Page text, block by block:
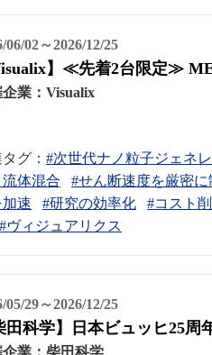
06/02～2026/12/25
】≪先着2台限定≫
業： Visualix
グ： #次世代ナノ粒子ジェネ
流体混合
#せん断速度を厳密に
速
#研究の効率化 #コスト
#ヴィジュアリクス
05/29～2026/12/25
田科学】日本ビュッヒ25
業： 柴田科学